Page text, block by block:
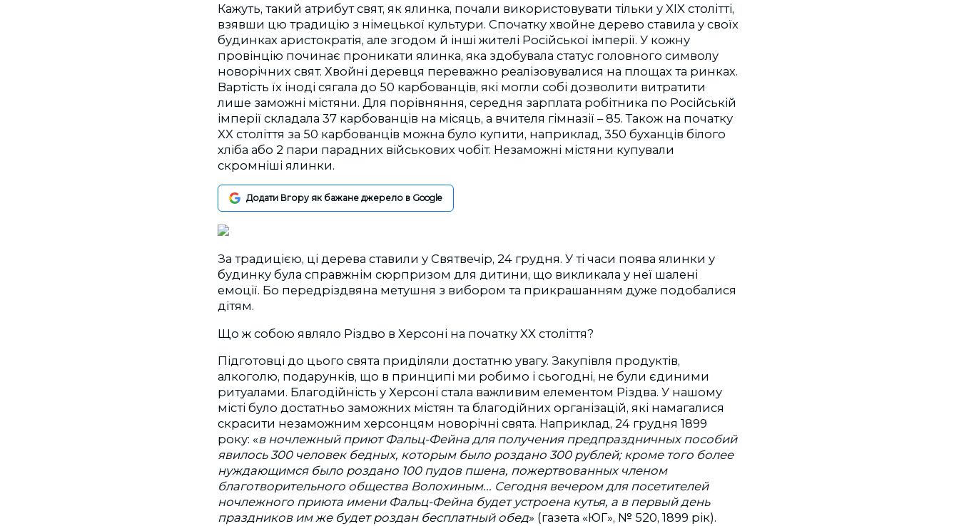
Кажуть, такий атрибут свят, як ялинка, почали використовувати тільки у XIX столітті,
взявши цю традицію з німецької культури. Спочатку хвойне дерево ставила у своїх
будинках аристократія, але згодом й інші жителі Російської імперії. У кожну
провінцію починає проникати ялинка, яка здобувала статус головного символу
новорічних свят. Хвойні деревця переважно реалізовувалися на площах та ринках.
Вартість їх іноді сягала до 50 карбованців, які могли собі дозволити витратити
лише заможні містяни. Для порівняння, середня зарплата робітника по Російській
імперії складала 37 карбованців на місяць, а вчителя гімназії – 85. Також на початку
XX століття за 50 карбованців можна було купити, наприклад, 350 буханців білого
хліба або 2 пари парадних військових чобіт. Незаможні містяни купували
скромніші ялинки.
Додати Вгору як бажане джерело в Google
За традицією, ці дерева ставили у Святвечір, 24 грудня. У ті часи поява ялинки у
будинку була справжнім сюрпризом для дитини, що викликала у неї шалені
емоції. Бо передріздвяна метушня з вибором та прикрашанням дуже подобалися
дітям.
Що ж собою являло Різдво в Херсоні на початку XX століття?
Підготовці до цього свята приділяли достатню увагу. Закупівля продуктів,
алкоголю, подарунків, що в принципі ми робимо і сьогодні, не були єдиними
ритуалами. Благодійність у Херсоні стала важливим елементом Різдва. У нашому
місті було достатньо заможних містян та благодійних організацій, які намагалися
скрасити незаможним херсонцям новорічні свята. Наприклад, 24 грудня 1899
року: «в ночлежный приют Фальц-Фейна для получения предпраздничных пособий
явилось 300 человек бедных, которым было роздано 300 рублей; кроме того более
нуждающимся было роздано 100 пудов пшена, пожертвованных членом
благотворительного общества Волохиным... Сегодня вечером для посетителей
ночлежного приюта имени Фальц-Фейна будет устроена кутья, а в первый день
праздников им же будет роздан бесплатный обед» (газета «ЮГ», № 520, 1899 рік).